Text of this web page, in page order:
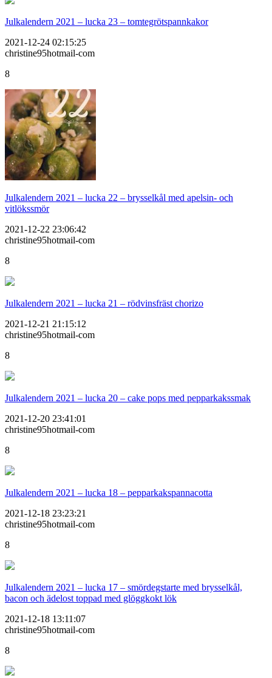
Julkalendern 2021 – lucka 23 – tomtegrötspannkakor
2021-12-24 02:15:25
christine95hotmail-com
8
Julkalendern 2021 – lucka 22 – brysselkål med apelsin- och
vitlökssmör
2021-12-22 23:06:42
christine95hotmail-com
8
Julkalendern 2021 – lucka 21 – rödvinsfräst chorizo
2021-12-21 21:15:12
christine95hotmail-com
8
Julkalendern 2021 – lucka 20 – cake pops med pepparkakssmak
2021-12-20 23:41:01
christine95hotmail-com
8
Julkalendern 2021 – lucka 18 – pepparkakspannacotta
2021-12-18 23:23:21
christine95hotmail-com
8
Julkalendern 2021 – lucka 17 – smördegstarte med brysselkål,
bacon och ädelost toppad med glöggkokt lök
2021-12-18 13:11:07
christine95hotmail-com
8